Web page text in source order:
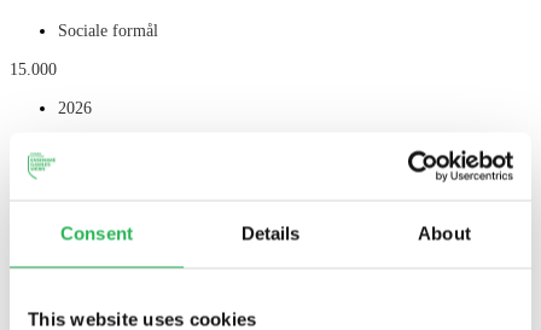
Consent Details About
This website uses cookies
Sociale formål
15.000
2026
Netværkscaféen i Thisted er en selvstændig enhed under SIND.
Formidling
2026